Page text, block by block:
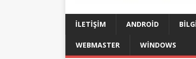
İLETIŞIM ANDROID
WEBMASTER WINDOWS